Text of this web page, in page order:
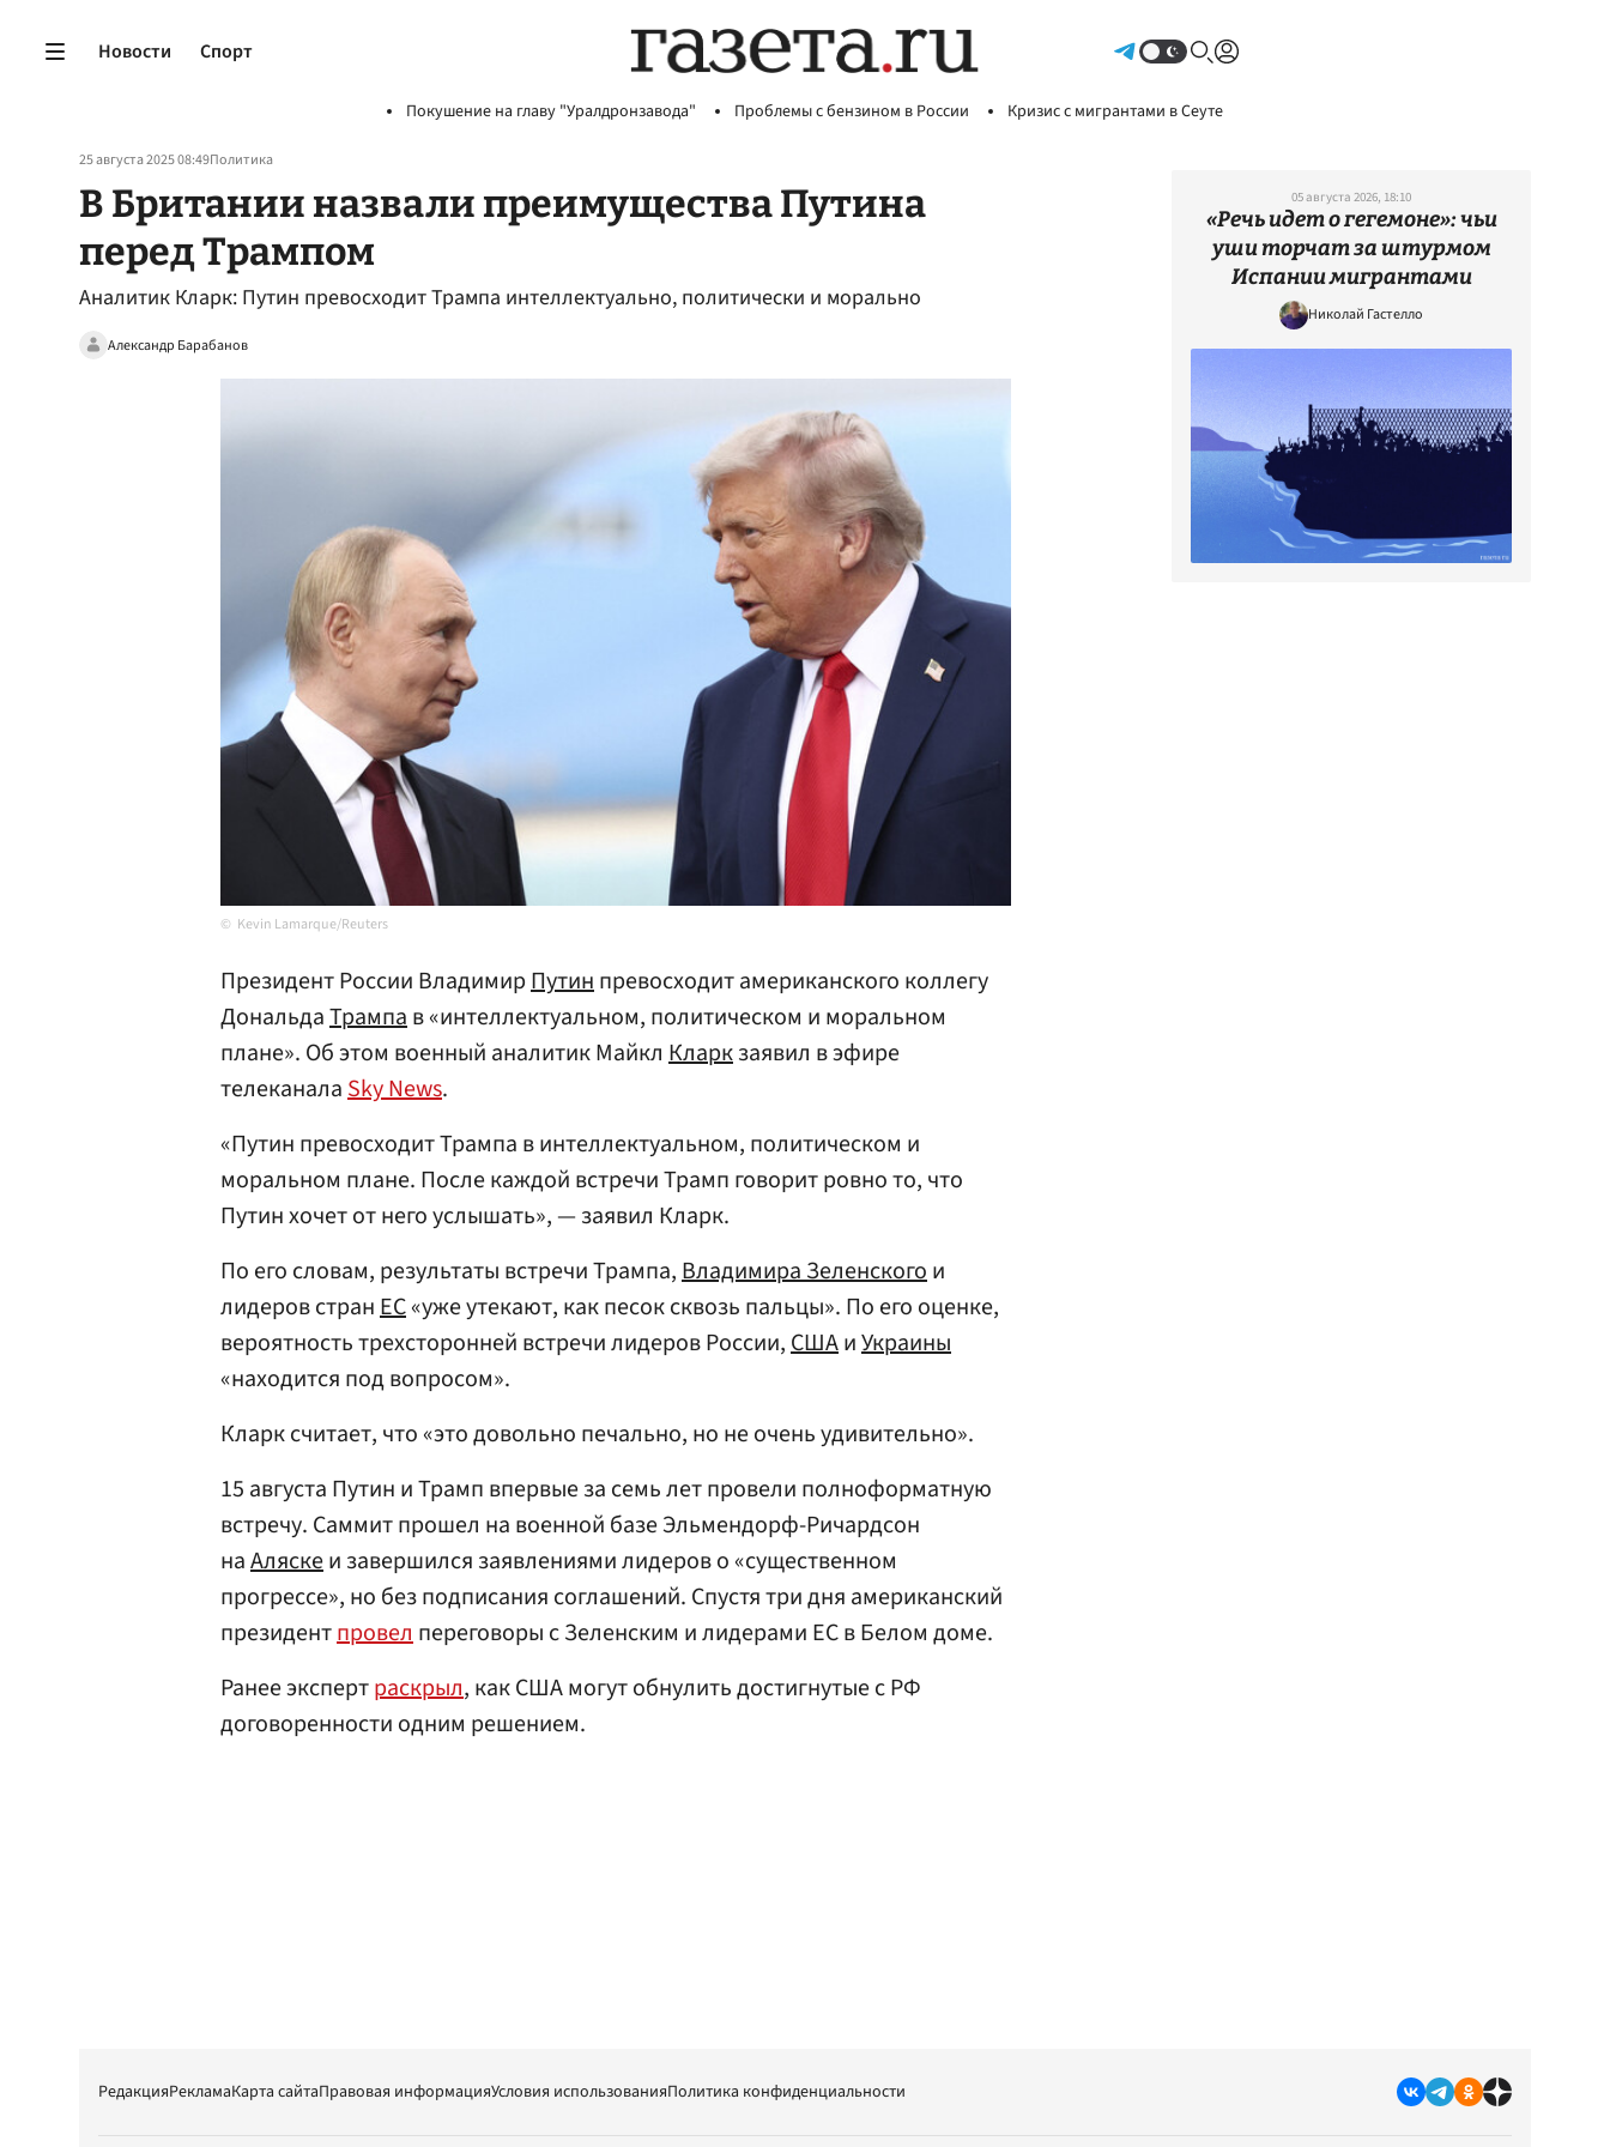
Новости Спорт
Покушение на главу "Уралдронзавода" Проблемы с бензином в России Кризис с мигрантами в Сеуте
25 августа 2025 08:49Политика
В Британии назвали преимущества Путина
перед Трампом
Аналитик Кларк: Путин превосходит Трампа интеллектуально, политически и морально
Александр Барабанов
Kevin Lamarque/Reuters
Президент России ВладимирПутинпревосходит американского коллегу
ДональдаТрампав «интеллектуальном, политическом и моральном
плане». Об этом военный аналитик Майкл Кларкзаявил в эфире
телеканалаSky News.
«Путин превосходит Трампа в интеллектуальном, политическом и
моральном плане. После каждой встречи Трамп говорит ровно то, что
Путин хочет от него услышать», — заявил Кларк.
По его словам, результаты встречи Трампа,Владимира Зеленскогои
лидеров странЕС«уже утекают, как песок сквозь пальцы». По его оценке,
вероятность трехсторонней встречи лидеров России,СШАиУкраины
«находится под вопросом».
Кларк считает, что «это довольно печально, но не очень удивительно».
15 августа Путин и Трамп впервые за семь лет провели полноформатную
встречу. Саммит прошел на военной базе Эльмендорф-Ричардсон
наАляскеи завершился заявлениями лидеров о «существенном
прогрессе», но без подписания соглашений. Спустя три дня американский
президентпровелпереговоры с Зеленским и лидерами ЕС в Белом доме.
Ранее экспертраскрыл, как США могут обнулить достигнутые с РФ
договоренности одним решением.
05 августа 2026, 18:10
«Речь идет о гегемоне»: чьи
уши торчат за штурмом
Испании мигрантами
Николай Гастелло
РедакцияРекламаКарта сайтаПравовая информацияУсловия использованияПолитика конфиденциальности